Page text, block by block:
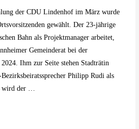
der CDU Lindenhof im März wurde
gewählt. Der 23-jährige
Bahn als Projektmanager arbeitet,
Gemeinderat bei der
Ihm zur Seite stehen Stadträtin
Philipp Rudi als
wird der …